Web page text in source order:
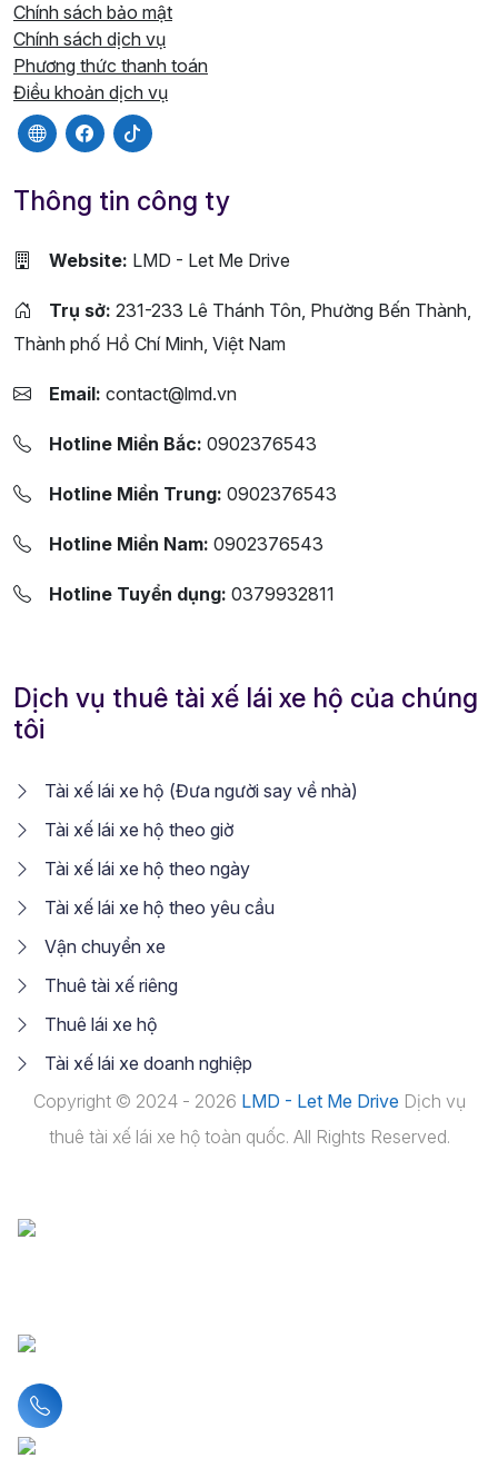
Chính sách bảo mật
Chính sách dịch vụ
Phương thức thanh toán
Điều khoản dịch vụ
Thông tin công ty
Website: LMD - Let Me Drive
Trụ sở: 231-233 Lê Thánh Tôn, Phường Bến Thành,
Thành phố Hồ Chí Minh, Việt Nam
Email: contact@lmd.vn
Hotline Miền Bắc: 0902376543
Hotline Miền Trung: 0902376543
Hotline Miền Nam: 0902376543
Hotline Tuyển dụng: 0379932811
Dịch vụ thuê tài xế lái xe hộ của chúng
tôi
Tài xế lái xe hộ (Đưa người say về nhà)
Tài xế lái xe hộ theo giờ
Tài xế lái xe hộ theo ngày
Tài xế lái xe hộ theo yêu cầu
Vận chuyển xe
Thuê tài xế riêng
Thuê lái xe hộ
Tài xế lái xe doanh nghiệp
Copyright © 2024 - 2026 LMD - Let Me Drive Dịch vụ
thuê tài xế lái xe hộ toàn quốc. All Rights Reserved.
Liên hệ hotline